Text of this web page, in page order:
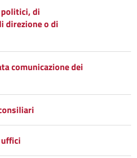
Plus
Condividi
Whatsapp
di
direzione o di
comunicazione dei